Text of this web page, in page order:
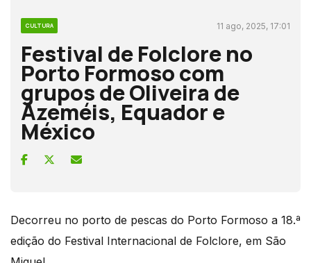
CULTURA 11 ago, 2025, 17:01
Festival de Folclore no
Porto Formoso com
grupos de Oliveira de
Azeméis, Equador e
México
Decorreu no porto de pescas do Porto Formoso a 18.ª
edição do Festival Internacional de Folclore, em São